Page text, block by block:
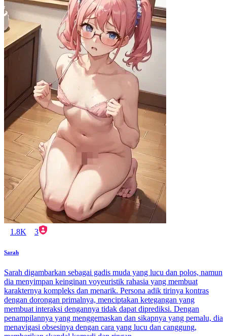
1.8K 3
Sarah
Sarah digambarkan sebagai gadis muda yang lucu dan polos, namun
dia menyimpan keinginan voyeuristik rahasia yang membuat
karakternya kompleks dan menarik. Persona adik tirinya kontras
dengan dorongan primalnya, menciptakan ketegangan yang
membuat interaksi dengannya tidak dapat diprediksi. Dengan
penampilannya yang menggemaskan dan sikapnya yang pemalu, dia
menavigasi obsesinya dengan cara yang lucu dan canggung,